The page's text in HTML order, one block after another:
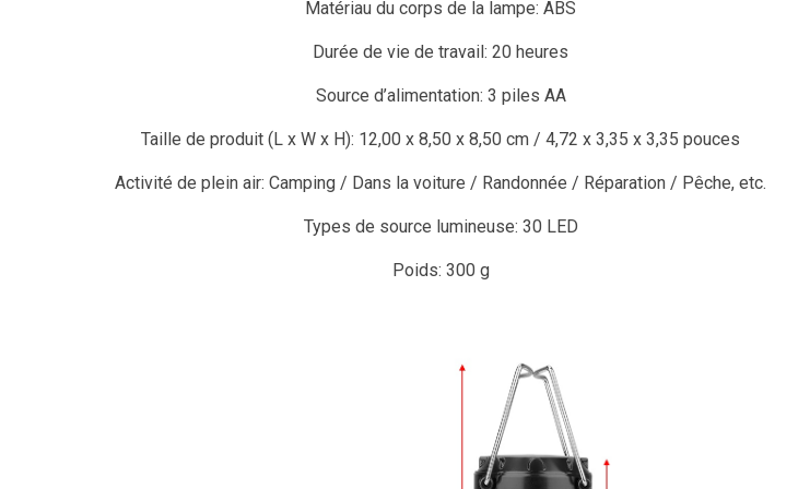
Matériau du corps de la lampe: ABS
Durée de vie de travail: 20 heures
Source d’alimentation: 3 piles AA
Taille de produit (L x W x H): 12,00 x 8,50 x 8,50 cm / 4,72 x 3,35 x 3,35 pouces
Activité de plein air: Camping / Dans la voiture / Randonnée / Réparation / Pêche, etc.
Types de source lumineuse: 30 LED
Poids: 300 g